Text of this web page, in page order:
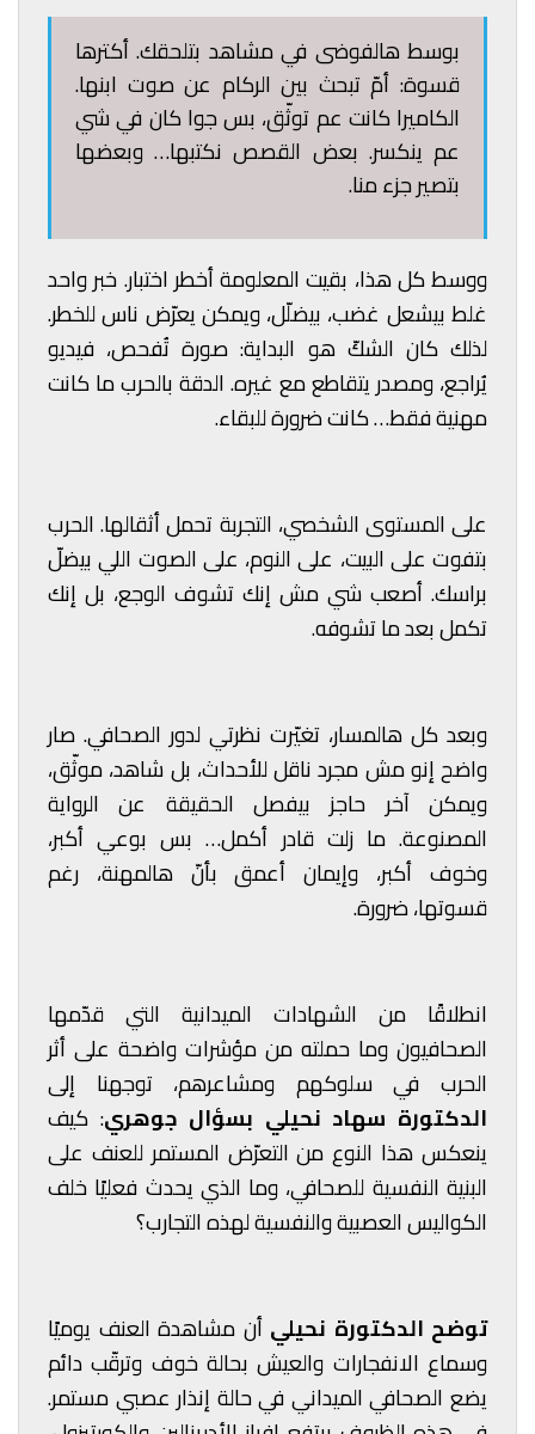
بوسط هالفوضى في مشاهد بتلحقك. أكترها
قسوة: أمّ تبحث بين الركام عن صوت ابنها.
الكاميرا كانت عم توثّق، بس جوا كان في شي
عم ينكسر. بعض القصص نكتبها… وبعضها
بتصير جزء منا.
ووسط كل هذا، بقيت المعلومة أخطر اختبار. خبر واحد
غلط بيشعل غضب، بيضلّل، ويمكن يعرّض ناس للخطر.
لذلك كان الشكّ هو البداية: صورة تُفحص، فيديو
يُراجع، ومصدر يتقاطع مع غيره. الدقة بالحرب ما كانت
مهنية فقط… كانت ضرورة للبقاء.
على المستوى الشخصي، التجربة تحمل أثقالها. الحرب
بتفوت على البيت، على النوم، على الصوت اللي بيضلّ
براسك. أصعب شي مش إنك تشوف الوجع، بل إنك
تكمل بعد ما تشوفه.
وبعد كل هالمسار، تغيّرت نظرتي لدور الصحافي. صار
واضح إنو مش مجرد ناقل للأحداث، بل شاهد، موثّق،
ويمكن آخر حاجز بيفصل الحقيقة عن الرواية
المصنوعة. ما زلت قادر أكمل… بس بوعي أكبر،
وخوف أكبر، وإيمان أعمق بأنّ هالمهنة، رغم
قسوتها، ضرورة.
انطلاقًا من الشهادات الميدانية التي قدّمها
الصحافيون وما حملته من مؤشرات واضحة على أثر
الحرب في سلوكهم ومشاعرهم، توجهنا إلى
الدكتورة سهاد نحيلي بسؤال جوهري: كيف
ينعكس هذا النوع من التعرّض المستمر للعنف على
البنية النفسية للصحافي، وما الذي يحدث فعليًا خلف
الكواليس العصبية والنفسية لهذه التجارب؟
توضح الدكتورة نحيلي أن مشاهدة العنف يوميًا
وسماع الانفجارات والعيش بحالة خوف وترقّب دائم
يضع الصحافي الميداني في حالة إنذار عصبي مستمر.